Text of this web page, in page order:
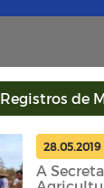
Registros de
28.05.2019
A